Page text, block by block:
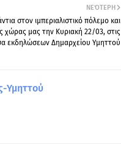
ΝΕΌΤΕΡΗ
στον ιμπεριαλιστικό πόλεμο και
χώρας μας την Κυριακή 22/03, στις
εκδηλώσεων Δημαρχείου Υμηττού
Υμηττού